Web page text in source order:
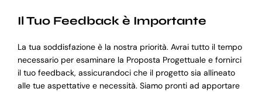
Il Tuo Feedback è Importante
La tua soddisfazione è la nostra priorità. Avrai tutto il tempo
necessario per esaminare la Proposta Progettuale e fornirci
il tuo feedback, assicurandoci che il progetto sia allineato
alle tue aspettative e necessità. Siamo pronti ad apportare